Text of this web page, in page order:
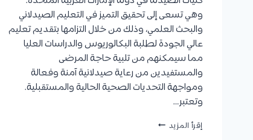
وهي تسعى إلى تحقيق التميز في التعليم الصيدلاني
والبحث العلمي، وذلك من خلال التزامها بتقديم تعليم
عالي الجودة لطلبة البكالوريوس والدراسات العليا
مما سيمكنهم من تلبية حاجة المرضى
والمستفيدين من رعاية صيدلانية آمنة وفعالة
ومواجهة التحديات الصحية الحالية والمستقبلية.
وتعتبر…
إقرأ المزيد كلية